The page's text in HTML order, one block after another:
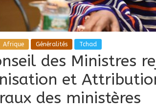
Afrique Généralités Tchad
des Ministres
et
des ministères